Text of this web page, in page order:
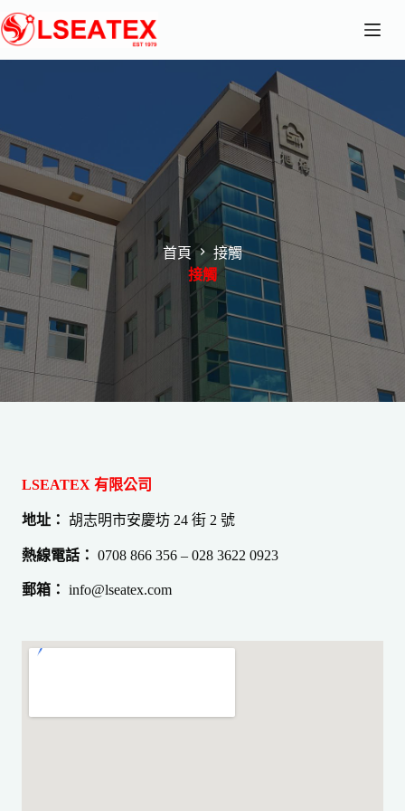
跳
至
首頁
接觸
接觸
LSEATEX 有限公司
地址： 胡志明市安慶坊 24 街 2 號
熱線電話： 0708 866 356 – 028 3622 0923
郵箱： info@lseatex.com